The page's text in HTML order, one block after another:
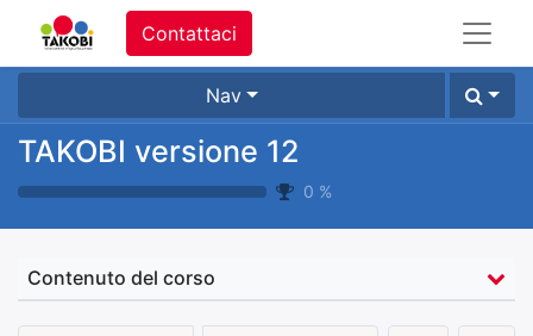
Contattaci
Nav
TAKOBI versione 12
0 %
Contenuto del corso